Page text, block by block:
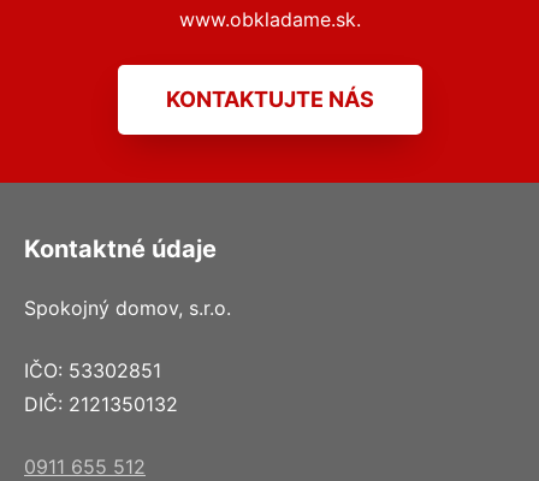
www.obkladame.sk.
KONTAKTUJTE NÁS
Kontaktné údaje
Spokojný domov, s.r.o.
IČO: 53302851
DIČ: 2121350132
0911 655 512